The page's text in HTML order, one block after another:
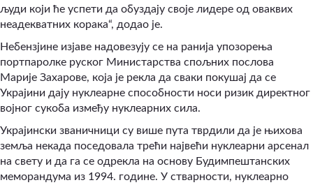
људи који ће успети да обуздају своје лидере од оваквих
неадекватних корака“, додао је.
Небензјине изјаве надовезују се на ранија упозорења
портпаролке руског Министарства спољних послова
Марије Захарове, која је рекла да сваки покушај да се
Украјини дају нуклеарне способности носи ризик директног
војног сукоба између нуклеарних сила.
Украјински званичници су више пута тврдили да је њихова
земља некада поседовала трећи највећи нуклеарни арсенал
на свету и да га се одрекла на основу Будимпештанских
меморандума из 1994. године. У стварности, нуклеарно